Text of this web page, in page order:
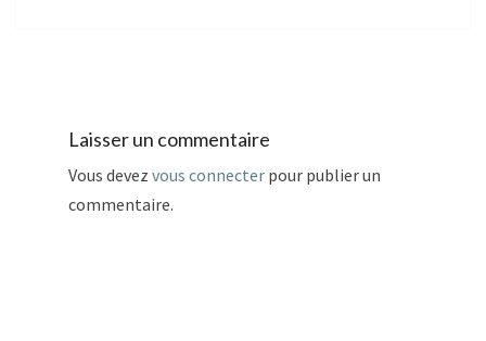
Laisser un commentaire
Vous devez vous connecter pour publier un
commentaire.